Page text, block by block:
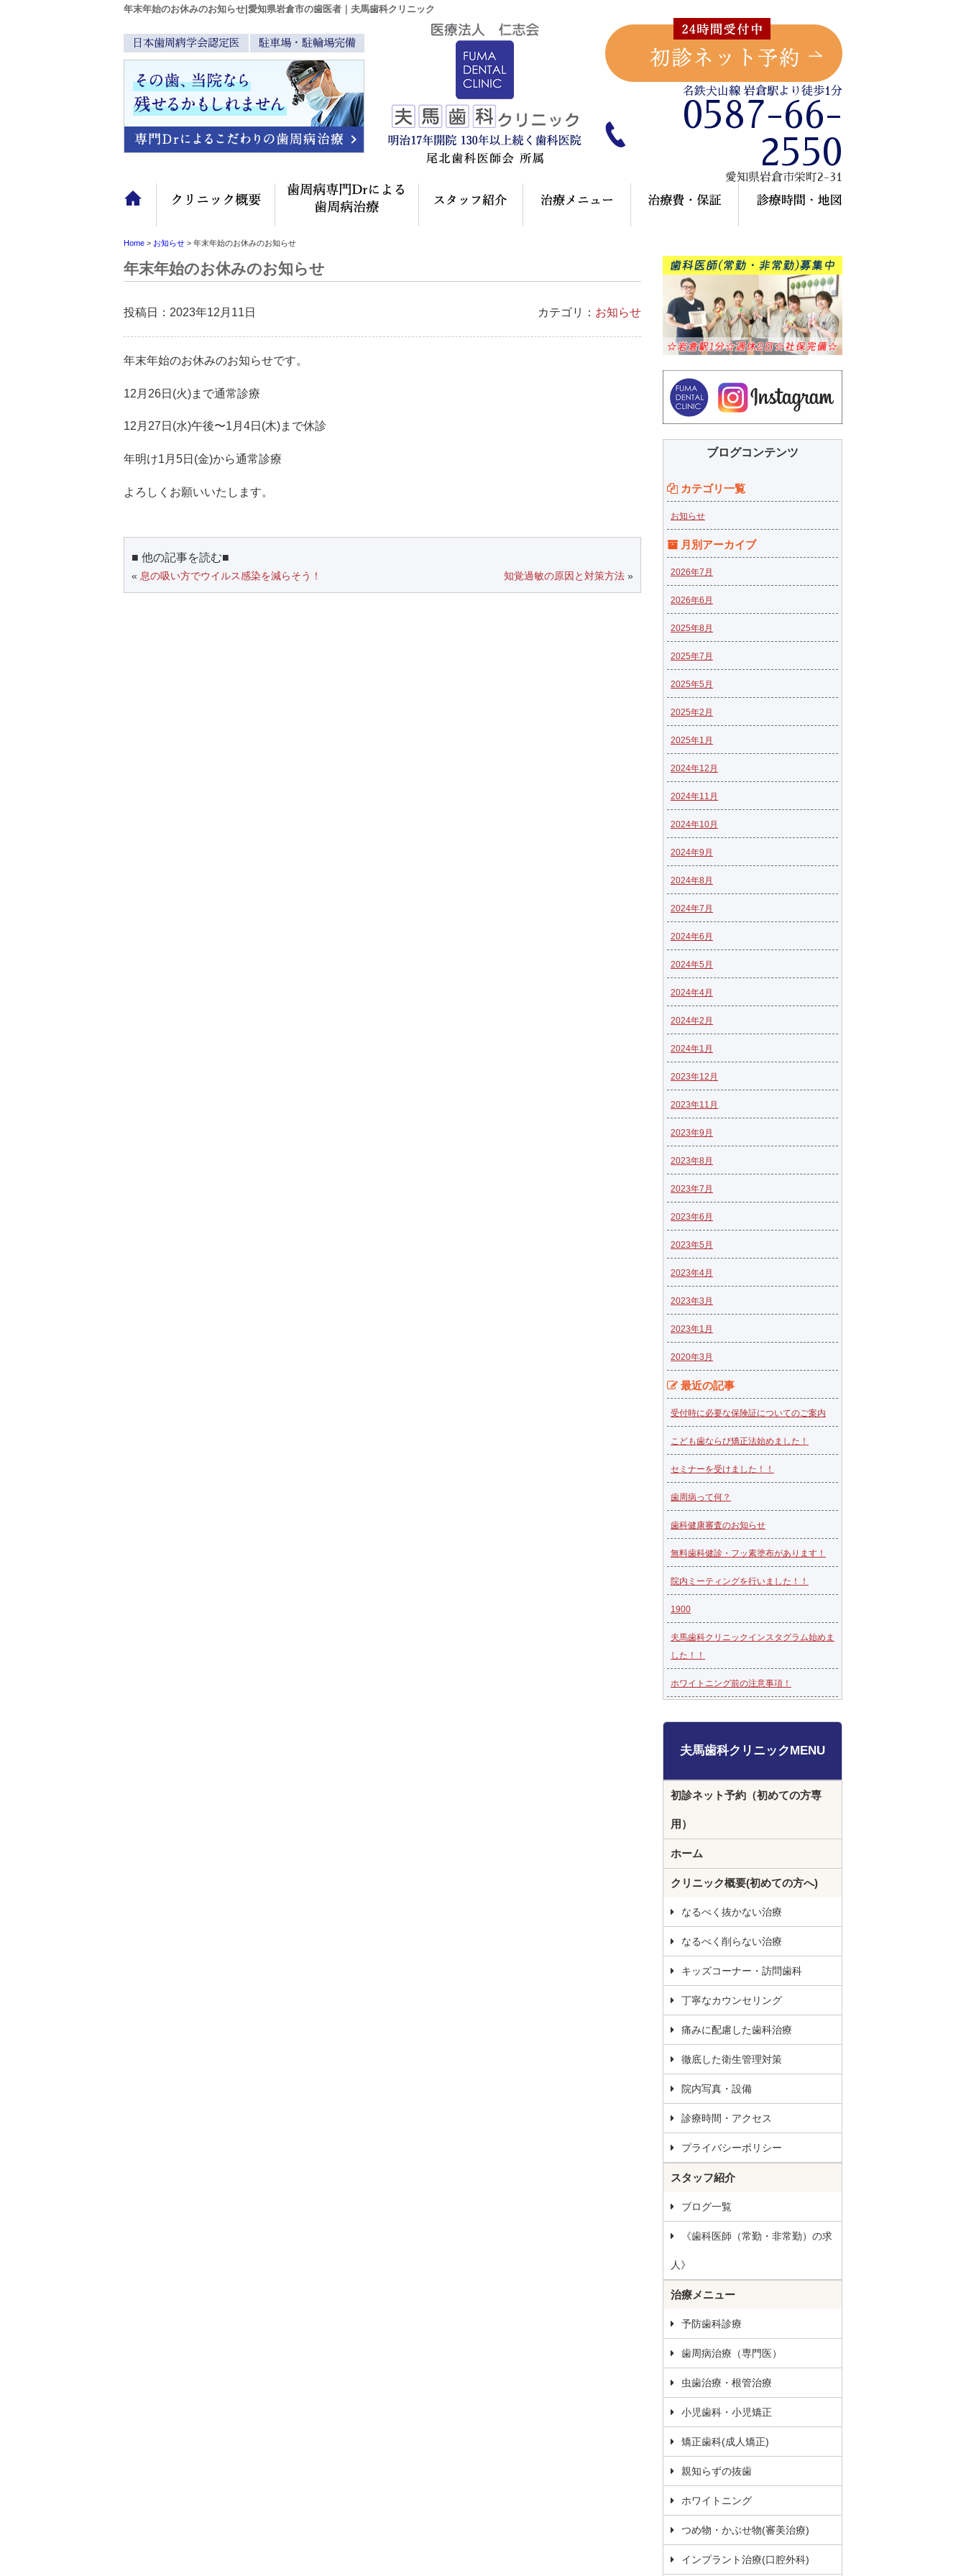
年末年始のお休みのお知らせ|愛知県岩倉市の歯医者｜夫馬歯科クリニック
日本歯周病学会認定医 駐車場・駐輪場完備
名鉄犬山線 岩倉駅より徒歩1分
0587-66-
2550
愛知県岩倉市栄町2-31
クリニック概要(初めての方へ)
Home > お知らせ > 年末年始のお休みのお知らせ
年末年始のお休みのお知らせ
投稿日：2023年12月11日 カテゴリ： お知らせ
年末年始のお休みのお知らせです。
12月26日(火)まで通常診療
12月27日(水)午後〜1月4日(木)まで休診
年明け1月5日(金)から通常診療
よろしくお願いいたします。
■ 他の記事を読む■
« 息の吸い方でウイルス感染を減らそう！ 知覚過敏の原因と対策方法 »
ブログコンテンツ
カテゴリ一覧
お知らせ
月別アーカイブ
2026年7月
2026年6月
2025年8月
2025年7月
2025年5月
2025年2月
2025年1月
2024年12月
2024年11月
2024年10月
2024年9月
2024年8月
2024年7月
2024年6月
2024年5月
2024年4月
2024年2月
2024年1月
2023年12月
2023年11月
2023年9月
2023年8月
2023年7月
2023年6月
2023年5月
2023年4月
2023年3月
2023年1月
2020年3月
最近の記事
受付時に必要な保険証についてのご案内
こども歯ならび矯正法始めました！
セミナーを受けました！！
歯周病って何？
歯科健康審査のお知らせ
無料歯科健診・フッ素塗布があります！
院内ミーティングを行いました！！
1900
夫馬歯科クリニックインスタグラム始めま
した！！
ホワイトニング前の注意事項！
夫馬歯科クリニックMENU
初診ネット予約（初めての方専
用）
ホーム
クリニック概要(初めての方へ)
なるべく抜かない治療
なるべく削らない治療
キッズコーナー・訪問歯科
丁寧なカウンセリング
痛みに配慮した歯科治療
徹底した衛生管理対策
院内写真・設備
診療時間・アクセス
プライバシーポリシー
スタッフ紹介
ブログ一覧
《歯科医師（常勤・非常勤）の求
人》
治療メニュー
予防歯科診療
歯周病治療（専門医）
虫歯治療・根管治療
小児歯科・小児矯正
矯正歯科(成人矯正)
親知らずの抜歯
ホワイトニング
つめ物・かぶせ物(審美治療)
インプラント治療(口腔外科)